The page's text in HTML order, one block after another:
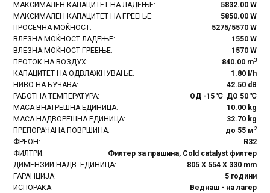
МАКСИМАЛЕН КАПАЦИТЕТ НА ЛАДЕЊЕ:
5832.00 W
МАКСИМАЛЕН КАПАЦИТЕТ НА ГРЕЕЊЕ:
5850.00 W
ПРОСЕЧНА МОЌНОСТ:
5275/5570 W
ВЛЕЗНА МОЌНОСТ ЛАДЕЊЕ:
1550 W
ВЛЕЗНА МОЌНОСТ ГРЕЕЊЕ:
1570 W
ПРОТОК НА ВОЗДУХ:
840.00 m3
КАПАЦИТЕТ НА ОДВЛАЖНУВАЊЕ:
1.80 l/h
НИВО НА БУЧАВА:
42.50 dB
РАБОТНА ТЕМПЕРАТУРА:
ОД -15 ℃ ДО 50 ℃
МАСА ВНАТРЕШНА ЕДИНИЦА:
10.00 kg
МАСА НАДВОРЕШНА ЕДИНИЦА:
32.70 kg
ПРЕПОРАЧАНА ПОВРШИНА:
до 55 м2
ФРЕОН:
R32
ФИЛТРИ:
Филтер за прашина, Cold catalyst филтер
ДИМЕНЗИИ НАДВ. ЕДИНИЦА:
805 X 554 X 330 mm
ГАРАНЦИЈА:
5 години
ИСПОРАКА:
Веднаш - на лагер